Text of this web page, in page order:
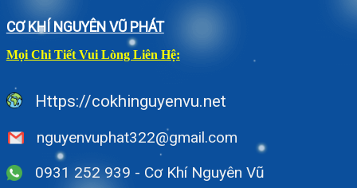
CƠ KHÍ NGUYÊN VŨ PHÁT
Mọi Chi Tiết Vui Lòng Liên Hệ:
Https://cokhinguyenvu.net
nguyenvuphat322@gmail.com
0931 252 939 - Cơ Khí Nguyên Vũ